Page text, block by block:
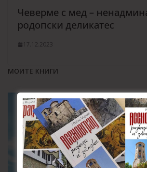
Чеверме с мед –
родопски деликатес
17.12.2023
МОИТЕ КНИГИ